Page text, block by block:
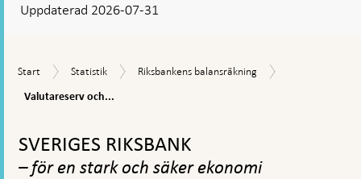
visas
Uppdaterad 2026-07-31
Start
Start Statistik
Statistik
Riksbankens
Riksbankens balansräkning
Valutareserv och...
toppnavigation
SVERIGES RIKSBANK
– för en stark och säker ekonomi